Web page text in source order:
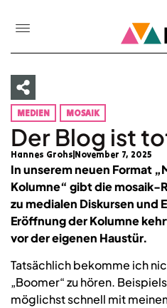
MEDIEN MOSAIK
Der Blog ist
Hannes Grohs November 7, 2025
In unserem neuen Format
Kolumne“ gibt die mosaik-
zu medialen Diskursen und
Eröffnung der Kolumne
vor der eigenen Haustür.
Tatsächlich bekomme ich
„Boomer“ zu hören.
möglichst schnell mit